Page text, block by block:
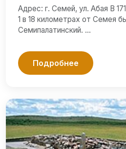
Адрес: г. Семей, ул. Абая В
1 в 18 километрах от Семея
Семипалатинский. …
Подробнее